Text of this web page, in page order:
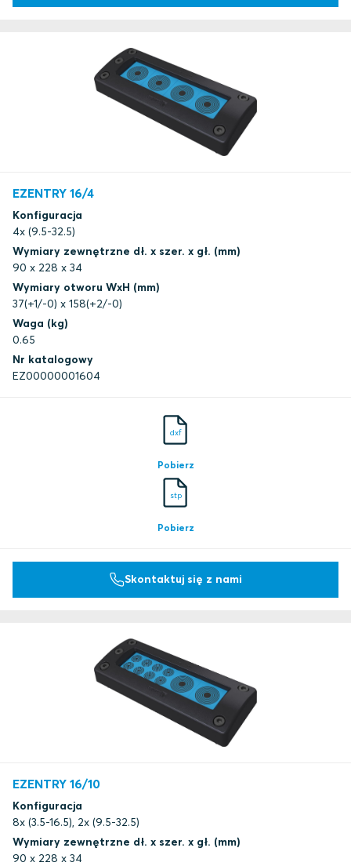
EZENTRY 16/4
Konfiguracja
4x (9.5-32.5)
Wymiary zewnętrzne dł. x szer. x gł. (mm)
90 x 228 x 34
Wymiary otworu WxH (mm)
37(+1/-0) x 158(+2/-0)
Waga (kg)
0.65
Nr katalogowy
EZ00000001604
dxf
Pobierz
stp
Pobierz
Skontaktuj się z nami
EZENTRY 16/10
Konfiguracja
8x (3.5-16.5), 2x (9.5-32.5)
Wymiary zewnętrzne dł. x szer. x gł. (mm)
90 x 228 x 34